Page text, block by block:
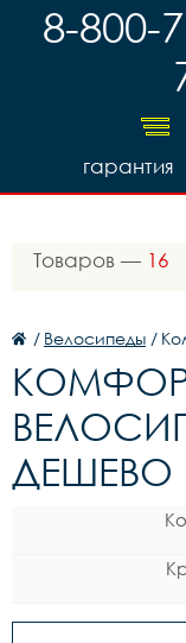
8-800-
гарантия
Товаров — 16
/ Велосипеды /